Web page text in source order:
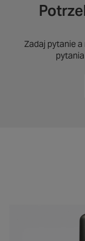
Zadaj pytanie a